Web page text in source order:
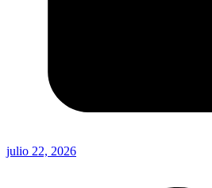
julio 22, 2026